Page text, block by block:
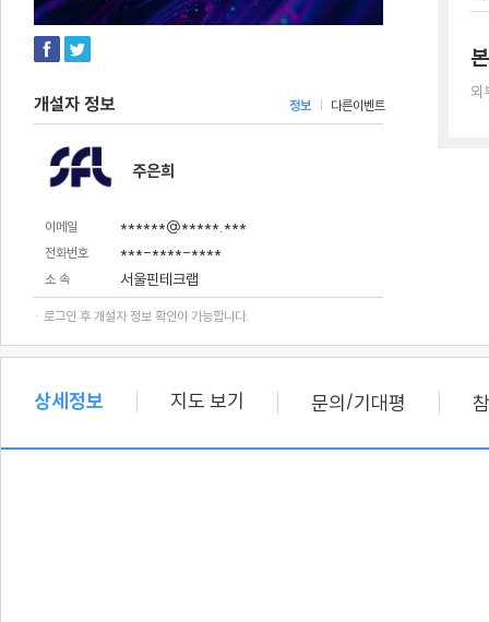
개설자 정보 정보 다른이벤트
주은희
이메일 ******@*****.***
전화번호 ***-****-****
소 속 서울핀테크랩
· 로그인 후 개설자 정보 확인이 가능합니다.
외
상세정보 지도 보기 문의/기대평